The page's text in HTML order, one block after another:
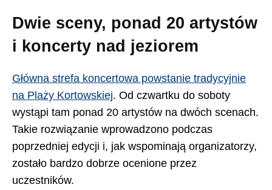
Dwie sceny, ponad 20 artystów
i koncerty nad jeziorem
Główna strefa koncertowa powstanie tradycyjnie
na Plaży Kortowskiej. Od czwartku do soboty
wystąpi tam ponad 20 artystów na dwóch scenach.
Takie rozwiązanie wprowadzono podczas
poprzedniej edycji i, jak wspominają organizatorzy,
zostało bardzo dobrze ocenione przez
uczestników.